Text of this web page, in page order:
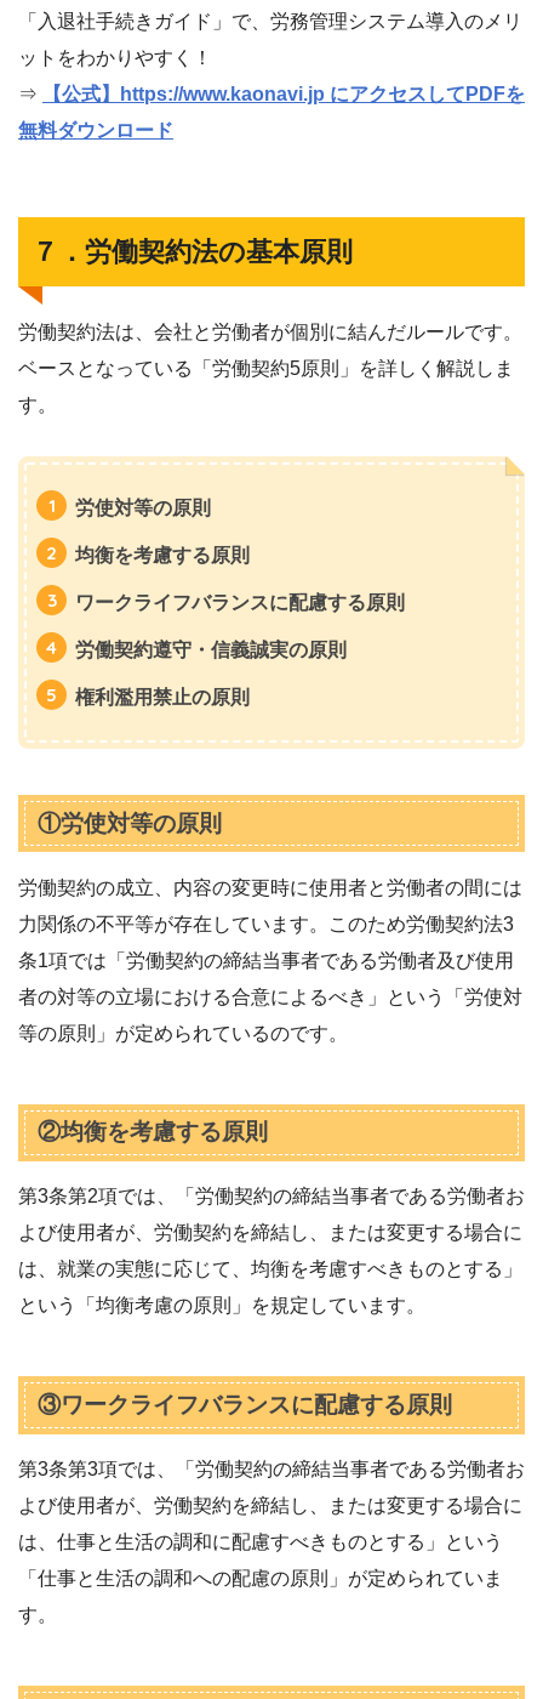
「入退社手続きガイド」で、労務管理システム導入のメリ
ットをわかりやすく！
⇒
【公式】https://www.kaonavi.jp にアクセスしてPDFを
無料ダウンロード
７．労働契約法の基本原則
労働契約法は、会社と労働者が個別に結んだルールです。
ベースとなっている「労働契約5原則」を詳しく解説しま
す。
労使対等の原則
均衡を考慮する原則
ワークライフバランスに配慮する原則
労働契約遵守・信義誠実の原則
権利濫用禁止の原則
①労使対等の原則
労働契約の成立、内容の変更時に使用者と労働者の間には
力関係の不平等が存在しています。このため労働契約法3
条1項では「労働契約の締結当事者である労働者及び使用
者の対等の立場における合意によるべき」という「労使対
等の原則」が定められているのです。
②均衡を考慮する原則
第3条第2項では、「労働契約の締結当事者である労働者お
よび使用者が、労働契約を締結し、または変更する場合に
は、就業の実態に応じて、均衡を考慮すべきものとする」
という「均衡考慮の原則」を規定しています。
③ワークライフバランスに配慮する原則
第3条第3項では、「労働契約の締結当事者である労働者お
よび使用者が、労働契約を締結し、または変更する場合に
は、仕事と生活の調和に配慮すべきものとする」という
「仕事と生活の調和への配慮の原則」が定められていま
す。